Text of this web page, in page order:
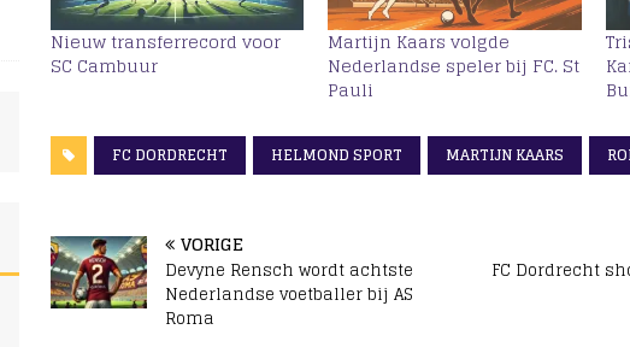
Nieuw transferrecord voor
SC Cambuur
Martijn Kaars volgde
Nederlandse speler bij FC. St
Pauli
FC DORDRECHT HELMOND SPORT MARTIJN KAARS
VORIGE
Devyne Rensch wordt achtste
Nederlandse voetballer bij AS
Roma
FC Dordrecht